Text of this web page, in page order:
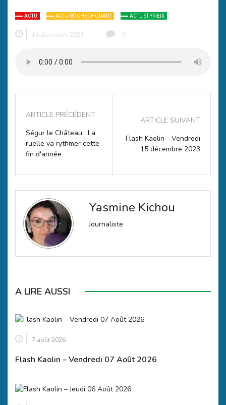
ACTU ACTU ROCHECHOUART ACTU ST YRIEIX
14 décembre 2023 0
ARTICLE PRÉCÉDENT
Ségur le Château : La
ruelle va rythmer cette
fin d'année
ARTICLE SUIVANT
Flash Kaolin - Vendredi
15 décembre 2023
Yasmine Kichou
Journaliste
A LIRE AUSSI
7 août 2026
Flash Kaolin – Vendredi 07 Août 2026